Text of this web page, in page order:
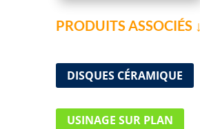
PRODUITS ASSOCIÉS ↓
DISQUES CÉRAMIQUE
USINAGE SUR PLAN